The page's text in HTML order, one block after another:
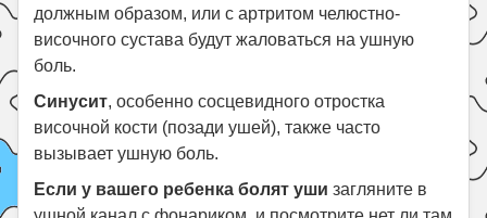
должным образом, или с артритом челюстно-
височного сустава будут жаловаться на ушную
боль.
Синусит, особенно сосцевидного отростка
височной кости (позади ушей), также часто
вызывает ушную боль.
Если у вашего ребенка болят уши загляните в